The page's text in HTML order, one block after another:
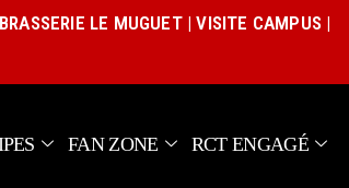
BRASSERIE LE MUGUET| VISITE CAMPUS |
FAN ZONE RCT ENGAGÉ